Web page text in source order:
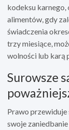
kodeksu karnego,
alimentów, gdy
świadczenia
trzy miesiące,
wolności lub karą
Surowsze
Prawo
swoje